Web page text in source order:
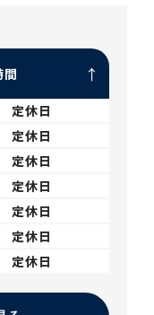
定休日
定休日
定休日
定休日
定休日
定休日
定休日